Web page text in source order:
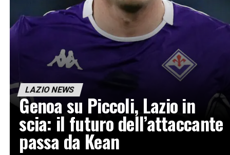
LAZIO NEWS
Genoa su Piccoli, Lazio in
scia: il futuro dell’attaccante
passa da Kean